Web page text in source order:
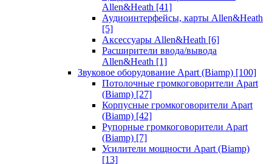
Allen&Heath [41]
Аудиоинтерфейсы, карты Allen&Heath
[5]
Аксессуары Allen&Heath [6]
Расширители ввода/вывода
Allen&Heath [1]
Звуковое оборудование Apart (Biamp) [100]
Потолочные громкоговорители Apart
(Biamp) [27]
Корпусные громкоговорители Apart
(Biamp) [42]
Рупорные громкоговорители Apart
(Biamp) [7]
Усилители мощности Apart (Biamp)
[13]